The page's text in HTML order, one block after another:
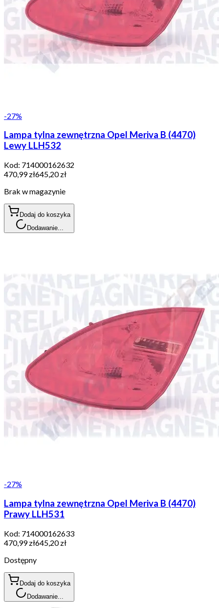
-27%
Lampa tylna zewnętrzna Opel Meriva B (4470)
Lewy LLH532
Kod: 714000162632
470,99 zł645,20 zł
Brak w magazynie
Dodaj do koszyka
Dodawanie...
-27%
Lampa tylna zewnętrzna Opel Meriva B (4470)
Prawy LLH531
Kod: 714000162633
470,99 zł645,20 zł
Dostępny
Dodaj do koszyka
Dodawanie...